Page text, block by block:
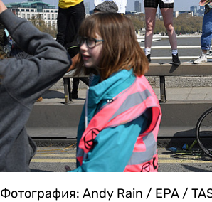
Фотография: Andy Rain / EPA /